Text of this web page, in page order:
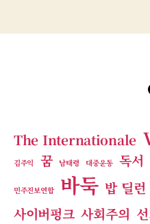
The Internationale
김주익
꿈 남태령 대중운동 독서
민주진보연합 바둑 밥 딜런
사이버펑크 사회주의